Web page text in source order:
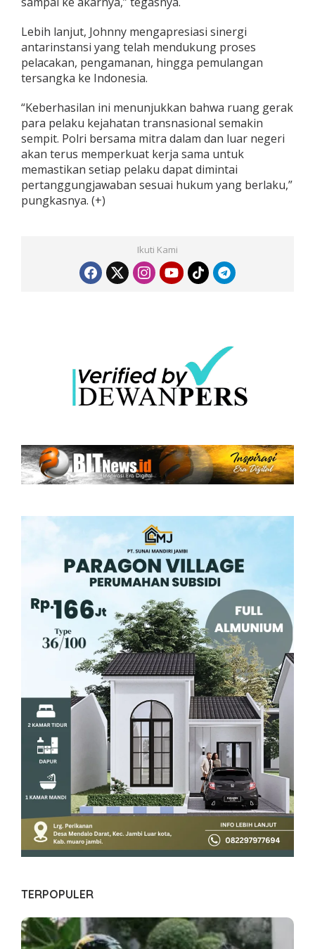
Lebih lanjut, Johnny mengapresiasi sinergi
antarinstansi yang telah mendukung proses
pelacakan, pengamanan, hingga pemulangan
tersangka ke Indonesia.
“Keberhasilan ini menunjukkan bahwa ruang gerak
para pelaku kejahatan transnasional semakin
sempit. Polri bersama mitra dalam dan luar negeri
akan terus memperkuat kerja sama untuk
memastikan setiap pelaku dapat dimintai
pertanggungjawaban sesuai hukum yang berlaku,”
pungkasnya. (+)
Ikuti Kami
TERPOPULER